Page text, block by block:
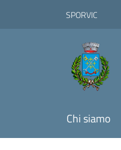
Skip to Main Content
SPORVIC
Chi siamo